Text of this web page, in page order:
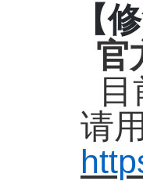
【
官
目
请